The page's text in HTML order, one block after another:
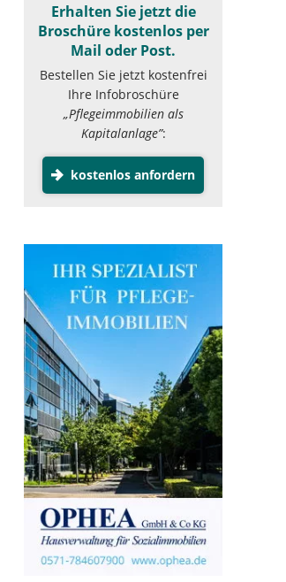
Erhalten Sie jetzt die
Broschüre kostenlos per
Mail oder Post.
Bestellen Sie jetzt kostenfrei
Ihre Infobroschüre
„Pflegeimmobilien als
Kapitalanlage”:
kostenlos anfordern